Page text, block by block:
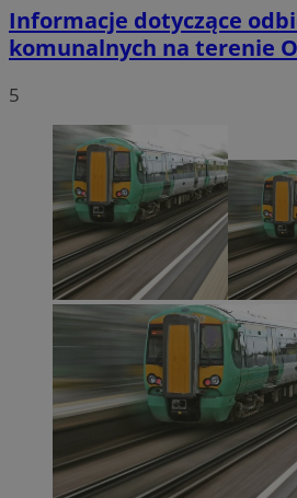
Informacje dotyczące
komunalnych na terenie
5